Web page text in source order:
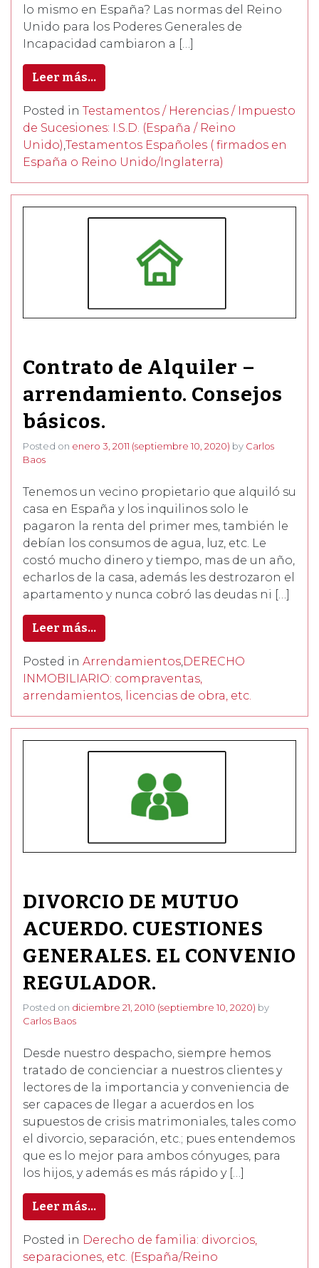
lo mismo en España? Las normas del Reino
Unido para los Poderes Generales de
Incapacidad cambiaron a […]
Leer más…
Posted in Testamentos / Herencias / Impuesto
de Sucesiones: I.S.D. (España / Reino
Unido) Testamentos Españoles ( firmados en
España o Reino Unido/Inglaterra)
Contrato de Alquiler –
arrendamiento. Consejos
básicos.
Posted on enero 3, 2011 (septiembre 10, 2020) by Carlos
Baos
Tenemos un vecino propietario que alquiló su
casa en España y los inquilinos solo le
pagaron la renta del primer mes, también le
debían los consumos de agua, luz, etc. Le
costó mucho dinero y tiempo, mas de un año,
echarlos de la casa, además les destrozaron el
apartamento y nunca cobró las deudas ni […]
Leer más…
Posted in Arrendamientos,DERECHO
INMOBILIARIO: compraventas,
arrendamientos, licencias de obra, etc.
DIVORCIO DE MUTUO
ACUERDO. CUESTIONES
GENERALES. EL CONVENIO
REGULADOR.
Posted on diciembre 21, 2010 (septiembre 10, 2020) by
Carlos Baos
Desde nuestro despacho, siempre hemos
tratado de concienciar a nuestros clientes y
lectores de la importancia y conveniencia de
ser capaces de llegar a acuerdos en los
supuestos de crisis matrimoniales, tales como
el divorcio, separación, etc.; pues entendemos
que es lo mejor para ambos cónyuges, para
los hijos, y además es más rápido y […]
Leer más…
Posted in Derecho de familia: divorcios,
separaciones, etc. (España/Reino